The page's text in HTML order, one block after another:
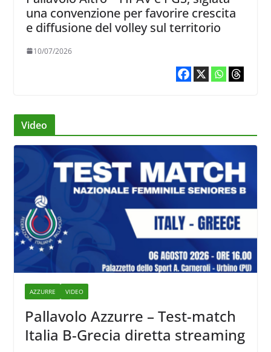
una convenzione per favorire crescita
e diffusione del volley sul territorio
10/07/2026
Video
AZZURRE VIDEO
Pallavolo Azzurre – Test-match
Italia B-Grecia diretta streaming